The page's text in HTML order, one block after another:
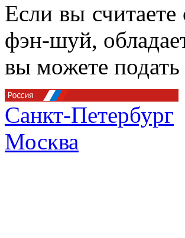
Если вы
фэн-шуй,
вы можете подать
Санкт-Петербург
Москва